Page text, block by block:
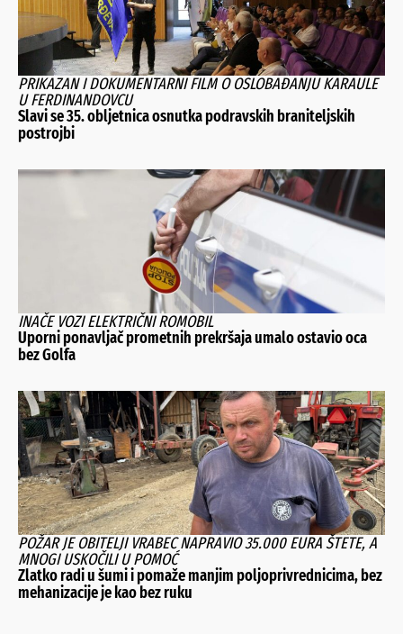
PRIKAZAN I DOKUMENTARNI FILM O OSLOBAĐANJU KARAULE
U FERDINANDOVCU
Slavi se 35. obljetnica osnutka podravskih braniteljskih
postrojbi
INAČE VOZI ELEKTRIČNI ROMOBIL
Uporni ponavljač prometnih prekršaja umalo ostavio oca
bez Golfa
POŽAR JE OBITELJI VRABEC NAPRAVIO 35.000 EURA ŠTETE, A
MNOGI USKOČILI U POMOĆ
Zlatko radi u šumi i pomaže manjim poljoprivrednicima, bez
mehanizacije je kao bez ruku